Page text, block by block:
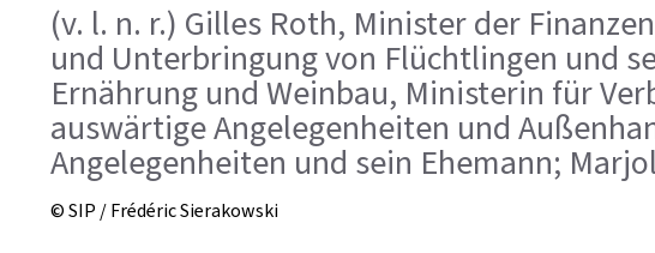
(v. l. n. r.) Gilles Roth, Minister der
und Unterbringung von Flüchtlingen und
Ernährung und Weinbau, Ministerin für
auswärtige Angelegenheiten und
Angelegenheiten und sein Ehemann;
© SIP / Frédéric Sierakowski